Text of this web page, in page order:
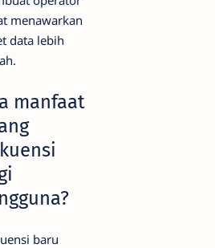
menawarkan
data lebih
manfaat
baru